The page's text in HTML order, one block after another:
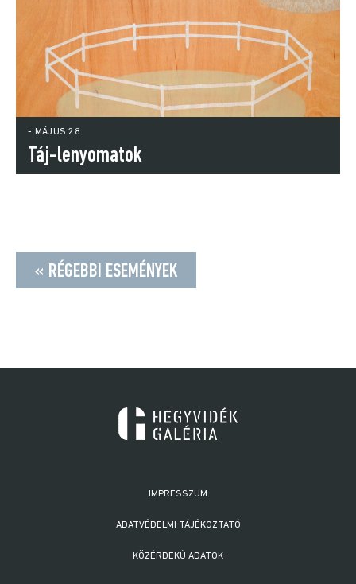
- MÁJUS 28.
Táj-lenyomatok
« RÉGEBBI ESEMÉNYEK
IMPRESSZUM
ADATVÉDELMI TÁJÉKOZTATÓ
KÖZÉRDEKŰ ADATOK